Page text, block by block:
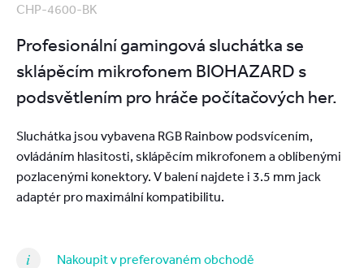
CHP-4600-BK
Profesionální gamingová sluchátka se
sklápěcím mikrofonem BIOHAZARD s
podsvětlením pro hráče počítačových her.
Sluchátka jsou vybavena RGB Rainbow podsvícením,
ovládáním hlasitosti, sklápěcím mikrofonem a oblíbenými
pozlacenými konektory. V balení najdete i 3.5 mm jack
adaptér pro maximální kompatibilitu.
Nakoupit v preferovaném obchodě